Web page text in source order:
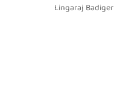
Lingaraj Badiger